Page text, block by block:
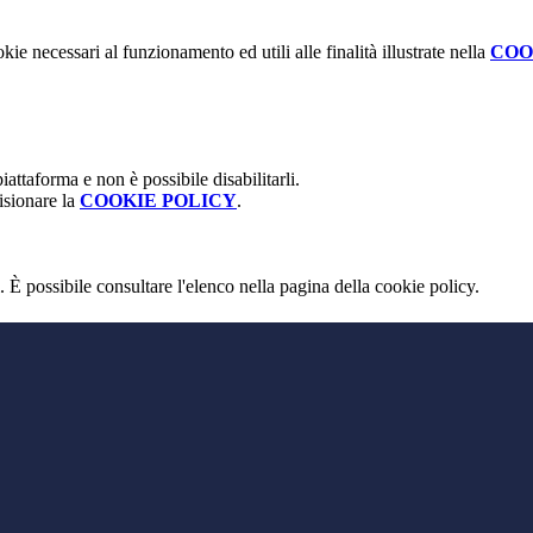
necessari al funzionamento ed utili alle finalità illustrate nella
e non è possibile disabilitarli.
la COOKIE POLICY.
possibile consultare l'elenco nella pagina della cookie policy.